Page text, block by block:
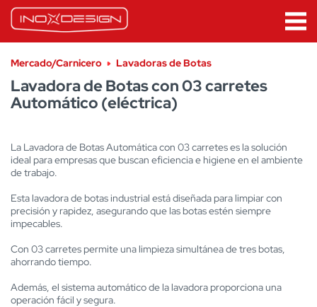
Mercado/Carnicero Lavadoras de Botas
Lavadora de Botas con 03 carretes
Automático (eléctrica)
La Lavadora de Botas Automática con 03 carretes es la solución
ideal para empresas que buscan eficiencia e higiene en el ambiente
de trabajo.
Esta lavadora de botas industrial está diseñada para limpiar con
precisión y rapidez, asegurando que las botas estén siempre
impecables.
Con 03 carretes permite una limpieza simultánea de tres botas,
ahorrando tiempo.
Además, el sistema automático de la lavadora proporciona una
operación fácil y segura.